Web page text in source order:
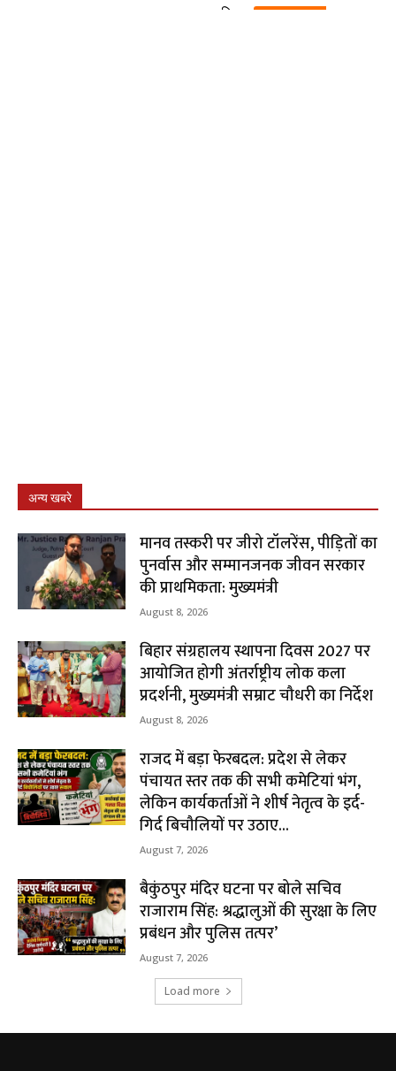
अन्य खबरे
मानव तस्करी पर जीरो टॉलरेंस, पीड़ितों का
पुनर्वास और सम्मानजनक जीवन सरकार
की प्राथमिकता: मुख्यमंत्री
August 8, 2026
बिहार संग्रहालय स्थापना दिवस 2027 पर
आयोजित होगी अंतर्राष्ट्रीय लोक कला
प्रदर्शनी, मुख्यमंत्री सम्राट चौधरी का निर्देश
August 8, 2026
राजद में बड़ा फेरबदल: प्रदेश से लेकर
पंचायत स्तर तक की सभी कमेटियां भंग,
लेकिन कार्यकर्ताओं ने शीर्ष नेतृत्व के इर्द-
गिर्द बिचौलियों पर उठाए...
August 7, 2026
बैकुंठपुर मंदिर घटना पर बोले सचिव
राजाराम सिंह: श्रद्धालुओं की सुरक्षा के लिए
प्रबंधन और पुलिस तत्पर’
August 7, 2026
Load more